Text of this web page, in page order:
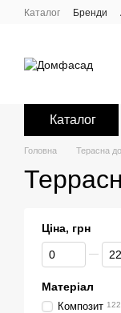
Перейти до
Каталог Бренди
Каталог
Головна Терасна
Ціна, грн
Від Ціна, грн
До Ціна, грн
Матеріал
Композит 122